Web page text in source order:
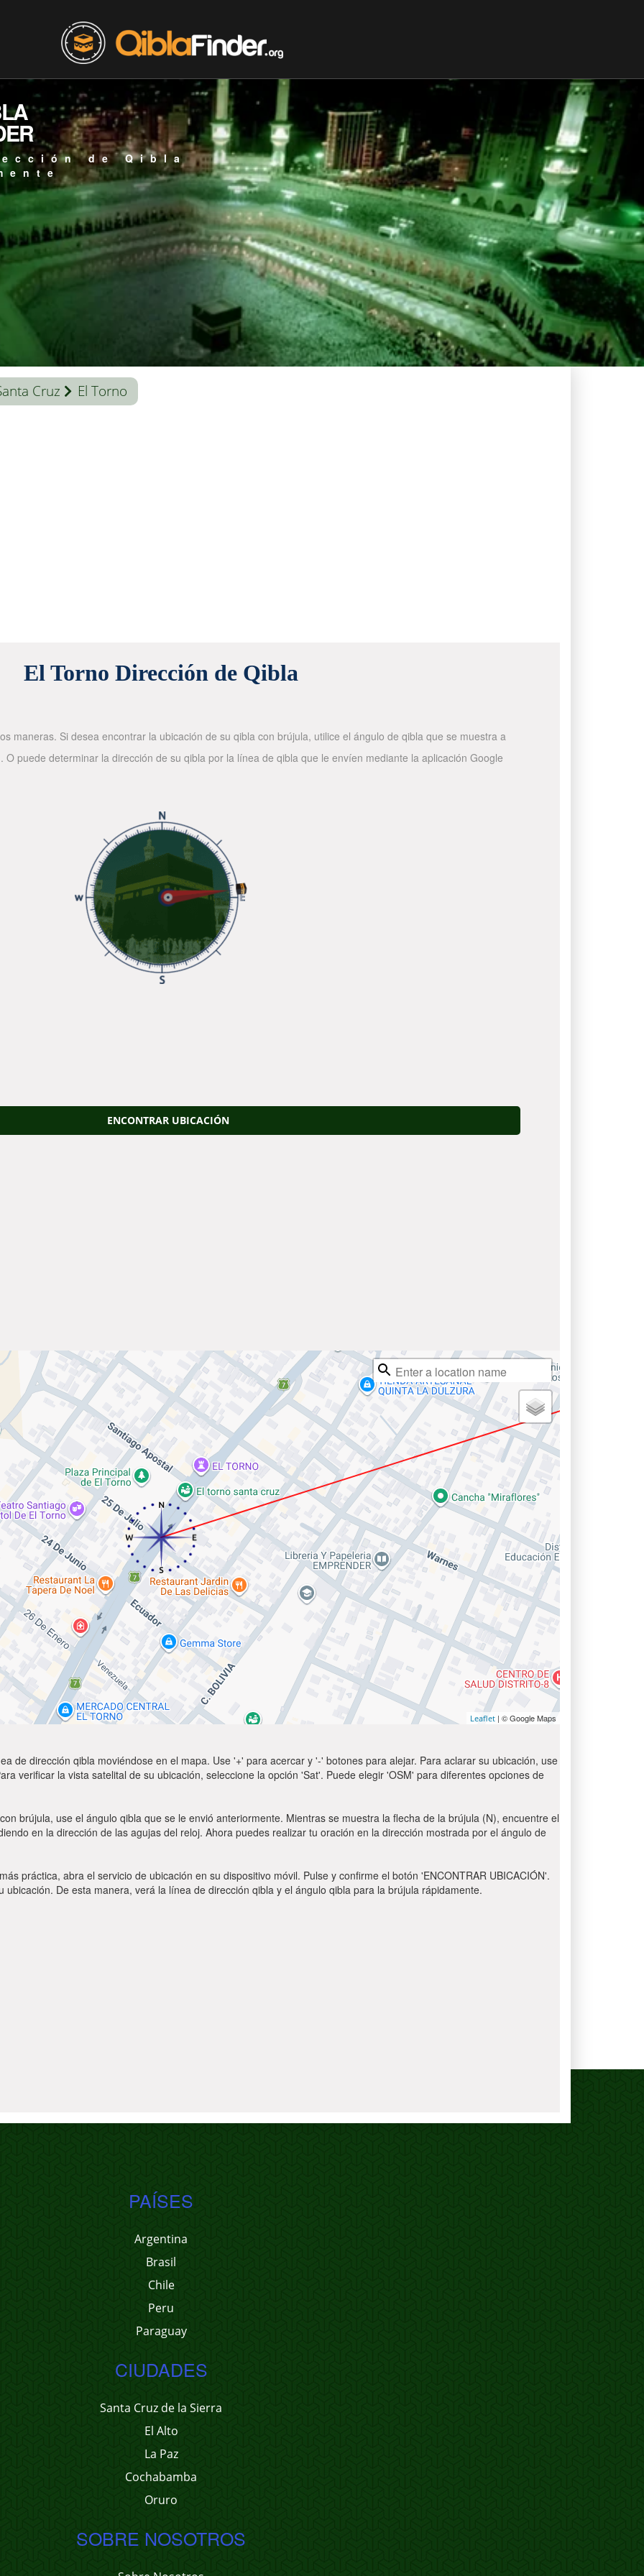
de Qibla
Cruz El Torno
El Torno Dirección de Qibla
maneras. Si desea encontrar la ubicación de su qibla con brújula, utilice el ángulo de qibla que se muestra a
puede determinar la dirección de su qibla por la línea de qibla que le envíen mediante la aplicación Google
ENCONTRAR UBICACIÓN
Leaflet | © Google Maps
de dirección qibla moviéndose en el mapa. Use '+' para acercar y '-' botones para alejar. Para aclarar su ubicación, use
verificar la vista satelital de su ubicación, seleccione la opción 'Sat'. Puede elegir 'OSM' para diferentes opciones de
brújula, use el ángulo qibla que se le envió anteriormente. Mientras se muestra la flecha de la brújula (N), encuentre el
en la dirección de las agujas del reloj. Ahora puedes realizar tu oración en la dirección mostrada por el ángulo de
práctica, abra el servicio de ubicación en su dispositivo móvil. Pulse y confirme el botón 'ENCONTRAR UBICACIÓN'.
De esta manera, verá la línea de dirección qibla y el ángulo qibla para la brújula rápidamente.
PAÍSES
Argentina
Brasil
Chile
Peru
Paraguay
CIUDADES
Santa Cruz de la Sierra
El Alto
La Paz
Cochabamba
Oruro
SOBRE NOSOTROS